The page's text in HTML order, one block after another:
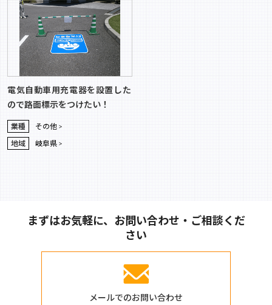
電気自動車用充電器を設置した
ので路面標示をつけたい！
業種
その他
地域
岐阜県
まずはお気軽に、お問い合わせ・ご相談くだ
さい
メールでのお問い合わせ